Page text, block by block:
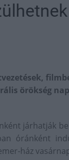
örökség
járhatják
óránként
ház